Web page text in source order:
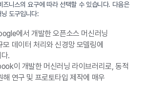
즈니스의 요구에 따라 선택할 수 있습니다. 다음은
도구입니다:
에서 개발한 오픈소스 머신러닝
데이터 처리와 신경망 모델링에
.
이 개발한 머신러닝 라이브러리로, 동적
해 연구 및 프로토타입 제작에 매우